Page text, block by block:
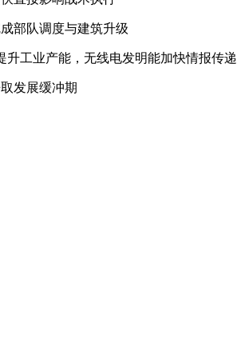
部队调度与建筑升级
工业产能，无线电发明能加快情报传递
发展缓冲期